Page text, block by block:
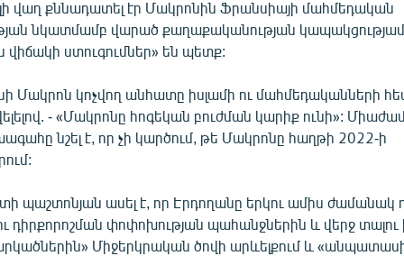
վաղ քննադատել էր Մակրոնին Ֆրանսիայի մահմեդական
նկատմամբ վարած քաղաքականության
վիճակի ստուգումներ» են պետք:
Մակրոն կոչվող անհատը իսլամի ու մահմեդականների
- «Մակրոնը հոգեկան բուժման կարիք ունի»:
նշել է, որ չի կարծում, թե Մակրոնը հաղթի 2022-ի
պաշտոնյան ասել է, որ Էրդողանը երկու ամիս ժամանակ
դիրքորոշման փոփոխության պահանջներին և վերջ տալու
Միջերկրական ծովի արևելքում և